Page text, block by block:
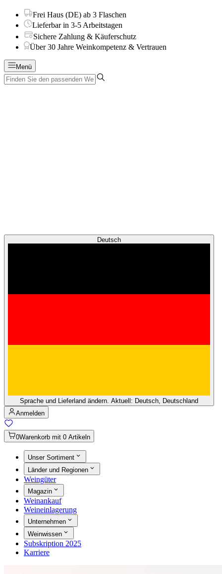
Frei Haus (DE) ab 3 Flaschen
Lieferbar in 3-5 Arbeitstagen
Sichere Zahlung & Käuferschutz
Über 30 Jahre Weinkompetenz & Vertrauen
Menü
Deutsch
Sprache und Lieferland ändern. Aktuell: Deutsch, Deutschland
Anmelden
0Warenkorb mit 0 Artikeln
Unser Sortiment
Länder und Regionen
Weingüter
Magazin
Weinankauf
Weineinlagerung
Unternehmen
Weinwissen
Subskription 2025
Karriere